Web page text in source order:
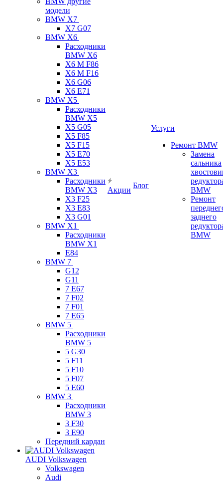
модели
BMW X7
X7 G07
BMW X6
Расходники
BMW X6
X6 M F86
X6 M F16
X6 G06
X6 E71
BMW X5
Расходники
BMW X5
X5 G05
X5 F85
X5 F15
X5 E70
X5 E53
BMW X3
Расходники
BMW X3
X3 F25
X3 E83
X3 G01
BMW X1
Расходники
BMW X1
E84
BMW 7
G12
G11
7 Е67
7 F02
7 F01
7 E65
BMW 5
Расходники
BMW 5
5 G30
5 F11
5 F10
5 F07
5 E60
BMW 3
Расходники
BMW 3
3 F30
3 E90
Передний кардан
AUDI Volkswagen
Volkswagen
Audi
Акции
Блог
Услуги
Ремонт BMW
Замена
сальника
BMW
Ремонт
заднего
BMW